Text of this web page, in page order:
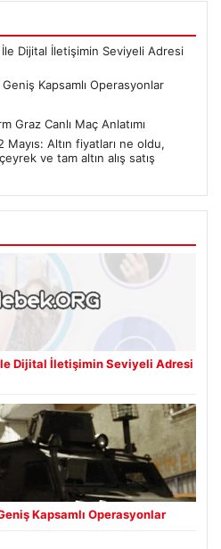
Dijital İletişimin Seviyeli Adresi
Geniş Kapsamlı Operasyonlar
Graz Canlı Maç Anlatımı
Mayıs: Altın fiyatları ne oldu,
ve tam altın alış satış
Dijital İletişimin Seviyeli Adresi
Kapsamlı Operasyonlar